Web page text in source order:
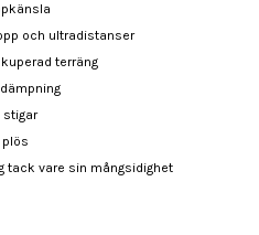
och ultradistanser
terräng
stigar
tack vare sin mångsidighet